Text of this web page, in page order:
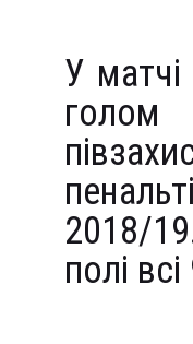
У
голом
2018/
полі